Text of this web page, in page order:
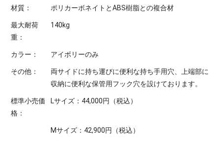
材質： ポリカーボネイトとABS樹脂との複合材
最大耐荷
重：
140kg
カラー： アイボリーのみ
その他：
両サイドに持ち運びに便利な持ち手用穴、上端部に
収納に便利な保管用フック穴を設けております。
標準小売価
格：
Lサイズ：44,000円（税込）
Mサイズ：42,900円（税込）